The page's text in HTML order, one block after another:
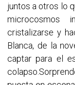
juntos a otros lo
microcosmos
cristalizarse y
Blanca, de la
captar para el
colapso.